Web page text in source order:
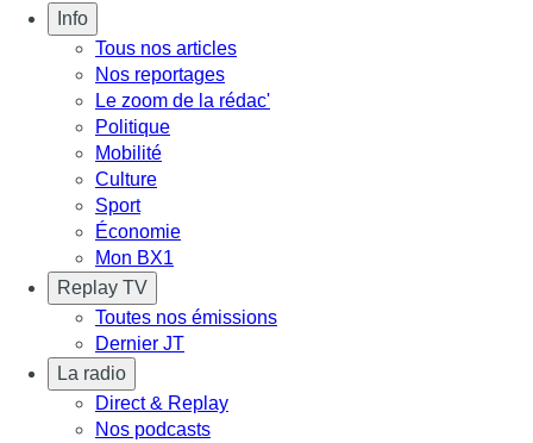
Info
Tous nos articles
Nos reportages
Le zoom de la rédac'
Politique
Mobilité
Culture
Sport
Économie
Mon BX1
Replay TV
Toutes nos émissions
Dernier JT
La radio
Direct & Replay
Nos podcasts